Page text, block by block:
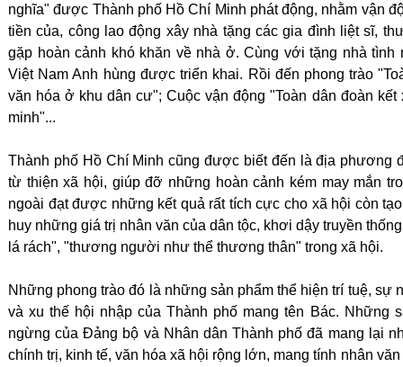
nghĩa" được Thành phố Hồ Chí Minh phát động, nhằm vận
tiền của, công lao động xây nhà tặng các gia đình liệt sĩ,
gặp hoàn cảnh khó khăn về nhà ở. Cùng với tặng nhà tình
Việt Nam Anh hùng được triển khai. Rồi đến phong trào
văn hóa ở khu dân cư"; Cuộc vận động "Toàn dân đoàn
minh"...
Thành phố Hồ Chí Minh cũng được biết đến là địa phương
từ thiện xã hội, giúp đỡ những hoàn cảnh kém may mắn
ngoài đạt được những kết quả rất tích cực cho xã hội còn
huy những giá trị nhân văn của dân tộc, khơi dậy truyền
lá rách", "thương người như thể thương thân" trong xã hội.
Những phong trào đó là những sản phẩm thể hiện trí tuệ, sự
và xu thế hội nhập của Thành phố mang tên Bác. Những
ngừng của Đảng bộ và Nhân dân Thành phố đã mang lại
chính trị, kinh tế, văn hóa xã hội rộng lớn, mang tính nhân